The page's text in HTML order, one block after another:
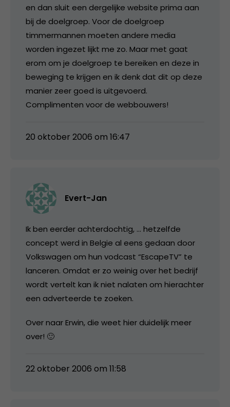
en dan sluit een dergelijke website prima aan
bij de doelgroep. Voor de doelgroep
timmermannen moeten andere media
worden ingezet lijkt me zo. Maar met gaat
erom om je doelgroep te bereiken en deze in
beweging te krijgen en ik denk dat dit op deze
manier zeer goed is uitgevoerd.
Complimenten voor de webbouwers!
20 oktober 2006 om 16:47
Evert-Jan
Ik ben eerder achterdochtig, … hetzelfde
concept werd in Belgie al eens gedaan door
Volkswagen om hun vodcast “EscapeTV” te
lanceren. Omdat er zo weinig over het bedrijf
wordt vertelt kan ik niet nalaten om hierachter
een adverteerde te zoeken.
Over naar Erwin, die weet hier duidelijk meer
over! 🙂
22 oktober 2006 om 11:58